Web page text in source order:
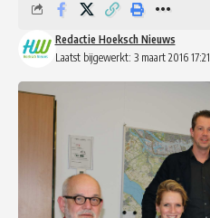
Laatst bijgewerkt: 3 maart 2016 17:21
Redactie Hoeksch Nieuws